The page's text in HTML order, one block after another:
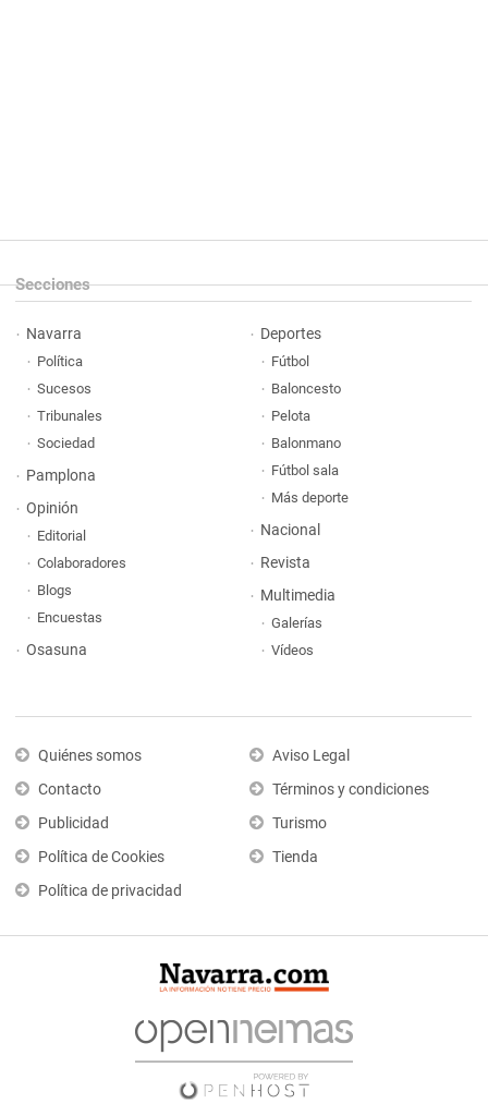
Secciones
Navarra
Política
Sucesos
Tribunales
Sociedad
Pamplona
Opinión
Editorial
Colaboradores
Blogs
Encuestas
Osasuna
Deportes
Fútbol
Baloncesto
Pelota
Balonmano
Fútbol sala
Más deporte
Nacional
Revista
Multimedia
Galerías
Vídeos
Quiénes somos
Contacto
Publicidad
Política de Cookies
Política de privacidad
Aviso Legal
Términos y condiciones
Turismo
Tienda